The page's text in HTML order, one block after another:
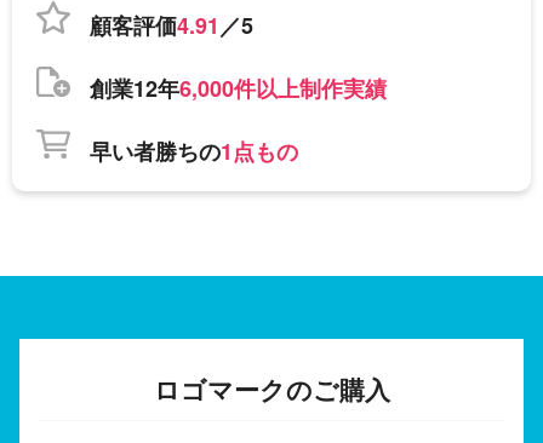
顧客評価4.91／5
創業12年6,000件以上制作実績
早い者勝ちの1点もの
ロゴマークのご購入